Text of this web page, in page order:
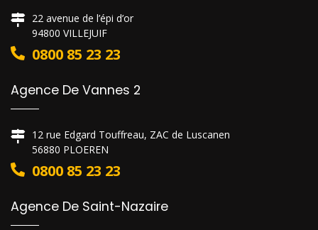
22 avenue de l’épi d’or
94800 VILLEJUIF
0800 85 23 23
Agence De Vannes 2
12 rue Edgard Touffreau, ZAC de Luscanen
56880 PLOEREN
0800 85 23 23
Agence De Saint-Nazaire